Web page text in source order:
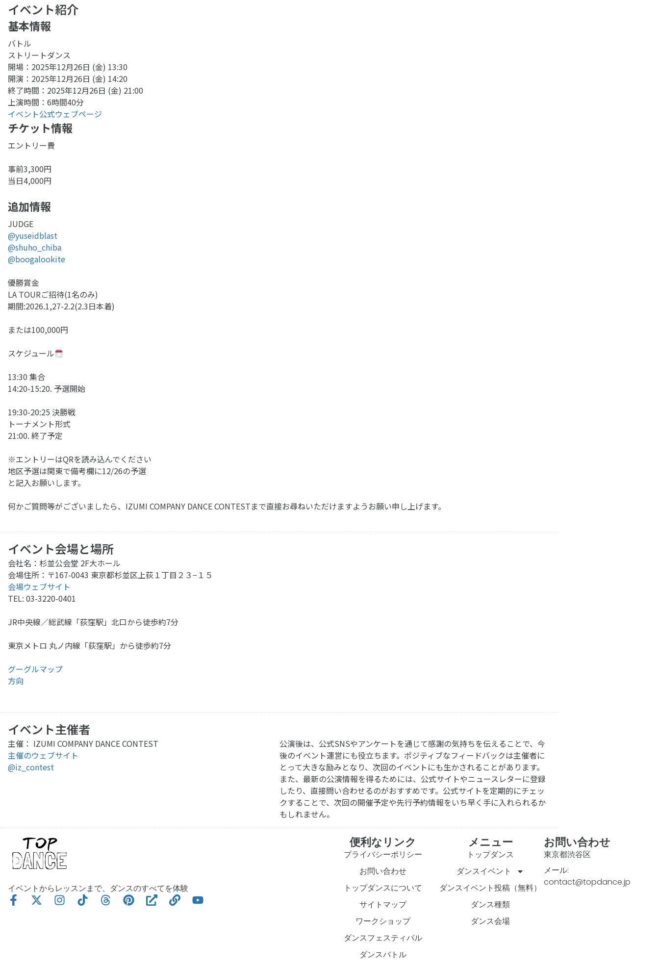
イベント紹介
基本情報
バトル
ストリートダンス
開場：2025年12月26日 (金) 13:30
開演：2025年12月26日 (金) 14:20
終了時間：2025年12月26日 (金) 21:00
上演時間：6時間40分
イベント公式ウェブページ
チケット情報
エントリー費
事前3,300円
当日4,000円
追加情報
JUDGE
@yuseidblast
@shuho_chiba
@boogalookite
優勝賞金
LA TOURご招待(1名のみ)
期間:2026.1,27-2.2(2.3日本着)
または100,000円
スケジュール
13:30 集合
14:20-15:20. 予選開始
19:30-20:25 決勝戦
トーナメント形式
21:00. 終了予定
※エントリーはQRを読み込んでください
地区予選は関東で備考欄に12/26の予選
と記入お願いします。
何かご質問等がございましたら、IZUMI COMPANY DANCE CONTESTまで直接お尋ねいただけますようお願い申し上げます。
イベント会場と場所
会社名：杉並公会堂 2F大ホール
会場住所：〒167-0043 東京都杉並区上荻１丁目２３−１５
会場ウェブサイト
TEL: 03-3220-0401
JR中央線／総武線「荻窪駅」北口から徒歩約7分
東京メトロ 丸ノ内線「荻窪駅」から徒歩約7分
グーグルマップ
方向
イベント主催者
主催： IZUMI COMPANY DANCE CONTEST
主催のウェブサイト
@iz_contest
公演後は、公式SNSやアンケートを通じて感謝の気持ちを伝えることで、今
後のイベント運営にも役立ちます。ポジティブなフィードバックは主催者に
とって大きな励みとなり、次回のイベントにも生かされることがあります。
また、最新の公演情報を得るためには、公式サイトやニュースレターに登録
したり、直接問い合わせるのがおすすめです。公式サイトを定期的にチェッ
クすることで、次回の開催予定や先行予約情報をいち早く手に入れられるか
もしれません。
イベントからレッスンまで、ダンスのすべてを体験
便利なリンク
プライバシーポリシー
お問い合わせ
トップダンスについて
サイトマップ
ワークショップ
ダンスフェスティバル
ダンスバトル
メニュー
トップダンス
ダンスイベント
ダンスイベント投稿（無料）
ダンス種類
ダンス会場
お問い合わせ
東京都渋谷区
メール:
contact@topdance.jp